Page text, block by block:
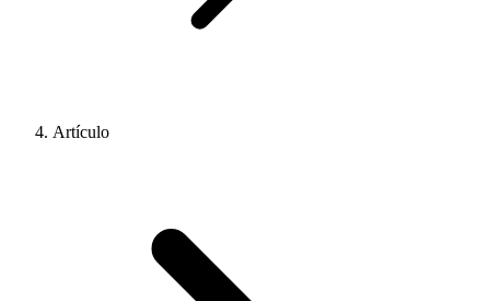
Artículo